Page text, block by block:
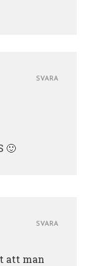
🙂
SVARA
att man
SVARA